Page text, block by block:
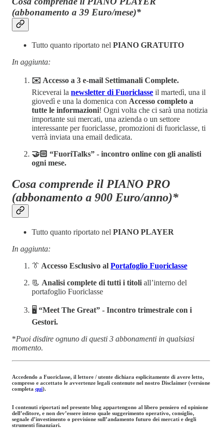
(abbonamento a 39 Euro/mese)*
Tutto quanto riportato nel PIANO GRATUITO
In aggiunta:
✉️ Accesso a 3 e-mail Settimanali Complete.
Riceverai la newsletter di Fuoriclasse il martedì, una il
giovedì e una la domenica con Accesso completo a
tutte le informazioni! Ogni volta che ci sarà una notizia
importante sui mercati, una azienda o un settore
interessante per fuoriclasse, promozioni di fuoriclasse, ti
verrà inviata una email dedicata.
🤝🏻 “FuoriTalks” - incontro online con gli analisti
ogni mese.
Cosa comprende il PIANO PRO
(abbonamento a 900 Euro/anno)*
Tutto quanto riportato nel PIANO PLAYER
In aggiunta:
👔 Accesso Esclusivo al Portafoglio Fuoriclasse
📃 Analisi complete di tutti i titoli all’interno del
portafoglio Fuoriclasse
🖥️ “Meet The Great” - Incontro trimestrale con i
Gestori.
*Puoi disdire ognuno di questi 3 abbonamenti in qualsiasi
momento.
Accedendo a Fuoriclasse, il lettore / utente dichiara esplicitamente di avere letto,
compreso e accettato le avvertenze legali contenute nel nostro Disclaimer (versione
completa qui).
I contenuti riportati nel presente blog appartengono al libero pensiero ed opinione
dell’editore, e non dev’essere inteso quale suggerimento operativo, consiglio,
segnale d’investimento o previsione sull’andamento futuro dei mercati e degli
strumenti finanziari.